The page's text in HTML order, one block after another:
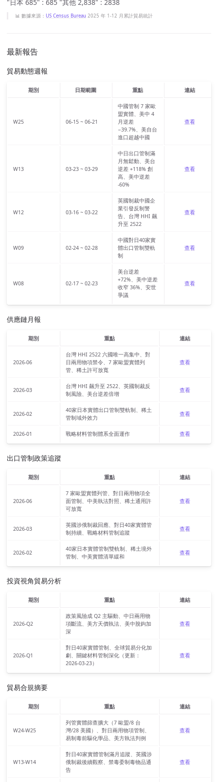
"日本 685" : 685 "其他 2,838" : 2838
📊 數據來源： US Census Bureau 2025 年 1-12 月累計貿易統計
最新報告
貿易動態週報
期別 日期範圍 重點 連結
W25 06-15 ~ 06-21
中國管制 7 家歐
盟實體、美中 4
月逆差
−39.7%、美自台
進口超越中國
查看
W13 03-23 ~ 03-29
中日出口管制滿
月無鬆動、美台
逆差 +118% 創
高、美中逆差
-60%
查看
W12 03-16 ~ 03-22
英國制裁中國企
業引發反制警
告、台灣 HHI 飆
升至 2522
查看
W09 02-24 ~ 02-28
中國對日40家實
體出口管制雙軌
制
查看
W08 02-17 ~ 02-23
美台逆差
+72%、美中逆差
收窄 36%、安世
爭議
查看
供應鏈月報
期別 重點 連結
2026-06
台灣 HHI 2522 六國唯一高集中、對
日兩用物項禁令、7 家歐盟實體列
管、稀土許可放寬
查看
2026-03
台灣 HHI 飆升至 2522、英國制裁反
制風險、美台逆差倍增
查看
2026-02
40家日本實體出口管制雙軌制、稀土
管制域外效力
查看
2026-01 戰略材料管制體系全面運作 查看
出口管制政策追蹤
期別 重點 連結
2026-06
7 家歐盟實體列管、對日兩用物項全
面管制、中美執法對照、稀土通用許
可放寬
查看
2026-03
英國涉俄制裁回應、對日40家實體管
制持續、戰略材料管制追蹤
查看
2026-02
40家日本實體管制雙軌制、稀土境外
管制、中美實體清單緩和
查看
投資視角貿易分析
期別 重點 連結
2026-Q2
政策風險成 Q2 主驅動、中日兩用物
項斷流、美方天價執法、美中脫鉤加
深
查看
2026-Q1
對日40家實體管制、全球貿易分化加
劇、關鍵材料管制深化（更新：
2026-03-23）
查看
貿易合規摘要
期別 重點 連結
W24-W25
列管實體篩查擴大（7 歐盟/8 台
灣/28 美國）、對日兩用物項管制、
易制毒前驅化學品、美方執法判例
查看
W13-W14
對日40家實體管制滿月追蹤、英國涉
俄制裁後續觀察、禁毒委制毒物品通
告
查看